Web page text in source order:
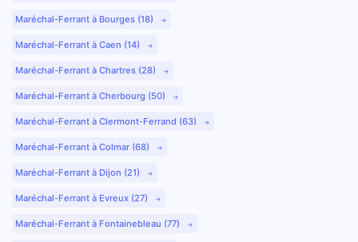
Maréchal-Ferrant à Bourges (18)
Maréchal-Ferrant à Caen (14)
Maréchal-Ferrant à Chartres (28)
Maréchal-Ferrant à Cherbourg (50)
Maréchal-Ferrant à Clermont-Ferrand (63)
Maréchal-Ferrant à Colmar (68)
Maréchal-Ferrant à Dijon (21)
Maréchal-Ferrant à Evreux (27)
Maréchal-Ferrant à Fontainebleau (77)